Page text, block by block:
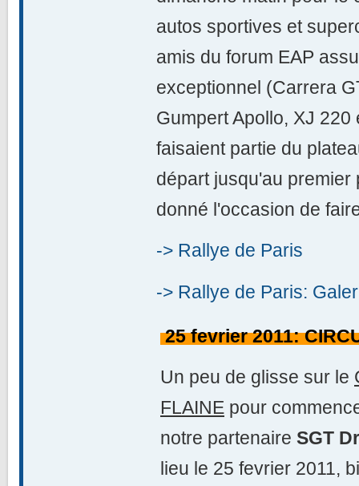
autos sportives et
amis du forum EAP
exceptionnel (Carrera
Gumpert Apollo, XJ 220
faisaient partie du
départ jusqu'au premier
donné l'occasion de
-> Rallye de Paris
-> Rallye de Paris:
25 fevrier 2011:
Un peu de glisse sur le
FLAINE pour
notre partenaire SGT
lieu le 25 fevrier 2011,